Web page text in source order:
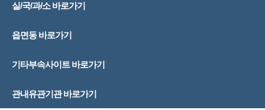
실/국/과/소 바로가기
읍면동 바로가기
기타부속사이트 바로가기
관내유관기관 바로가기